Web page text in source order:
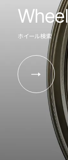
ホイール検索